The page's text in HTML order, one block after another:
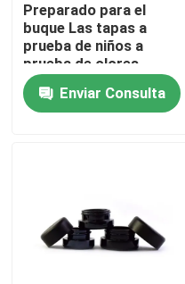
Hogar
Productos
Viaje de la fábrica
Preparado para el
buque Las tapas a
prueba de niños a
prueba de olores
Vidrio pequeño
Concentrado Jarrones
de aceite de flores al
Enviar Consulta